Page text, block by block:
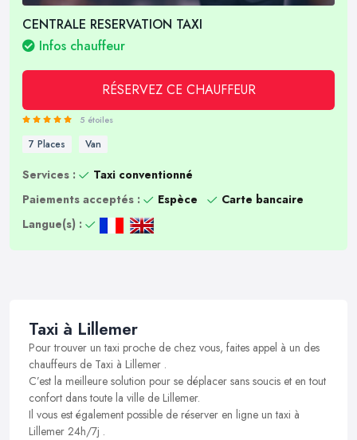
CENTRALE RESERVATION TAXI
Infos chauffeur
RÉSERVEZ CE CHAUFFEUR
5 étoiles
7 Places Van
Services :
Taxi conventionné
Paiements acceptés :
Espèce
Carte bancaire
Langue(s) :
Taxi à Lillemer
Pour trouver un taxi proche de chez vous, faites appel à un des
chauffeurs de Taxi à Lillemer .
C’est la meilleure solution pour se déplacer sans soucis et en tout
confort dans toute la ville de Lillemer.
Il vous est également possible de réserver en ligne un taxi à
Lillemer 24h/7j .